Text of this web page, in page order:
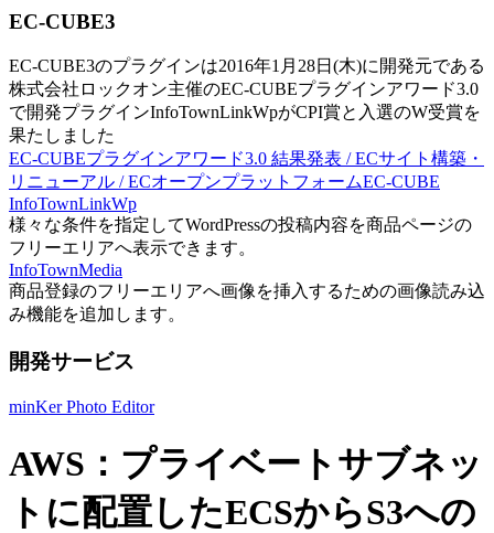
EC-CUBE3
EC-CUBE3のプラグインは2016年1月28日(木)に開発元である
株式会社ロックオン主催のEC-CUBEプラグインアワード3.0
で開発プラグインInfoTownLinkWpがCPI賞と入選のW受賞を
果たしました
EC-CUBEプラグインアワード3.0 結果発表 / ECサイト構築・
リニューアル / ECオープンプラットフォームEC-CUBE
InfoTownLinkWp
様々な条件を指定してWordPressの投稿内容を商品ページの
フリーエリアへ表示できます。
InfoTownMedia
商品登録のフリーエリアへ画像を挿入するための画像読み込
み機能を追加します。
開発サービス
minKer Photo Editor
AWS：プライベートサブネッ
トに配置したECSからS3への